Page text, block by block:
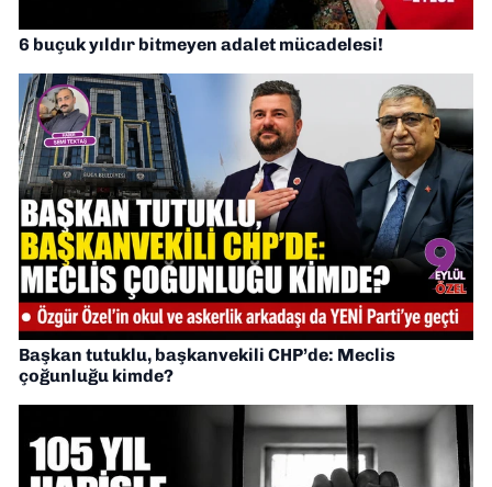
6 buçuk yıldır bitmeyen adalet mücadelesi!
Başkan tutuklu, başkanvekili CHP’de: Meclis
çoğunluğu kimde?